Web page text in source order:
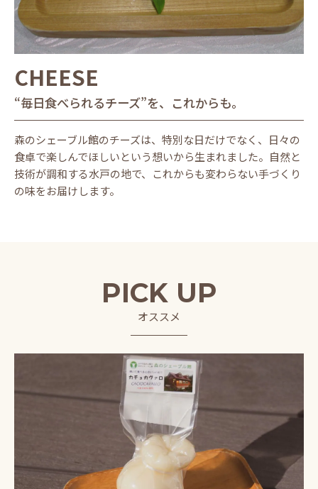
CHEESE
“毎日食べられるチーズ”を、これからも。
森のシェーブル館のチーズは、特別な日だけでなく、日々の
食卓で楽しんでほしいという想いから生まれました。自然と
技術が調和する水戸の地で、これからも変わらない手づくり
の味をお届けします。
PICK UP
オススメ